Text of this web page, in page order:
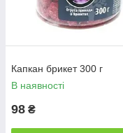
Капкан брикет 300 г
В наявності
98 ₴